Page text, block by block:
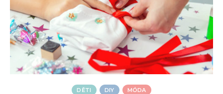
DĚTI DIY MÓDA